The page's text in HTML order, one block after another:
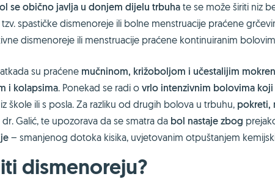
se obično javlja u donjem dijelu trbuha te se može širiti niz
spastičke dismenoreje ili bolne menstruacije praćene
dismenoreje ili menstruacije praćene kontinuiranim
su praćene mučninom, križoboljom i učestalijim
i kolapsima. Ponekad se radi o vrlo intenzivnim bolovima
škole ili s posla. Za razliku od drugih bolova u trbuhu, pokreti,
Galić, te upozorava da se smatra da bol nastaje zbog
– smanjenog dotoka kisika, uvjetovanim otpuštanjem
dismenoreju?